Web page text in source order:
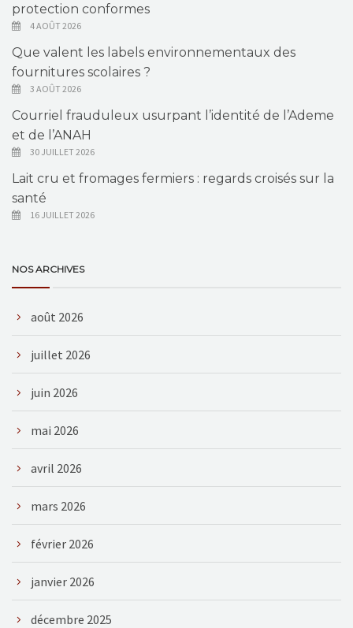
protection conformes
4 AOÛT 2026
Que valent les labels environnementaux des
fournitures scolaires ?
3 AOÛT 2026
Courriel frauduleux usurpant l’identité de l’Ademe
et de l’ANAH
30 JUILLET 2026
Lait cru et fromages fermiers : regards croisés sur la
santé
16 JUILLET 2026
NOS ARCHIVES
août 2026
juillet 2026
juin 2026
mai 2026
avril 2026
mars 2026
février 2026
janvier 2026
décembre 2025